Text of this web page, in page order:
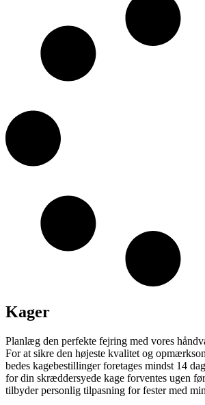
Kager
Planlæg den perfekte fejring med vores
For at sikre den højeste kvalitet og
bedes kagebestillinger foretages mindst 14
for din skræddersyede kage forventes ugen
tilbyder personlig tilpasning for fester med